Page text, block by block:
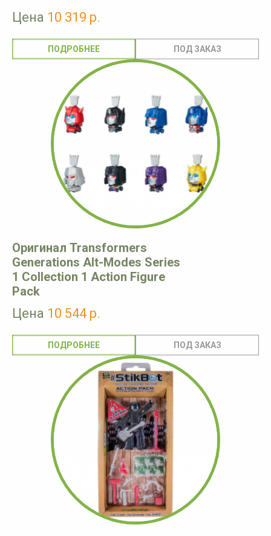
Цена 10 319 р.
ПОДРОБНЕЕ
Оригинал Transformers
Generations Alt-Modes Series
1 Collection 1 Action Figure
Pack
Цена 10 544 р.
ПОДРОБНЕЕ